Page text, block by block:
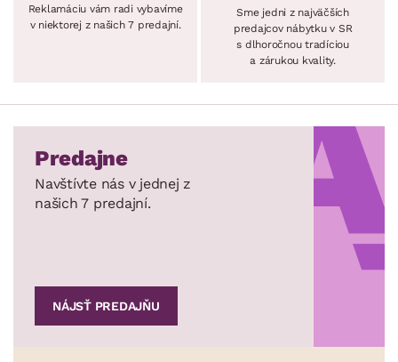
Reklamáciu vám radi vybavíme
v niektorej z našich 7 predajní.
Sme jedni z najväčších
predajcov nábytku v SR
s dlhoročnou tradíciou
a zárukou kvality.
Predajne
Navštívte nás v jednej z
našich 7 predajní.
NÁJSŤ PREDAJŇU